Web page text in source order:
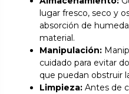
lugar fresco, seco y
absorción de
material.
Manipulación:
cuidado para evitar
que puedan obstruir
Limpieza: Antes de